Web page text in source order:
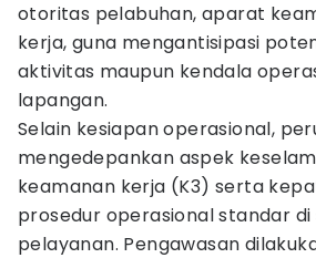
otoritas pelabuhan, aparat
kerja, guna mengantisipasi
aktivitas maupun kendala
lapangan.
Selain kesiapan operasional,
mengedepankan aspek
keamanan kerja (K3) serta
prosedur operasional standar di
pelayanan. Pengawasan